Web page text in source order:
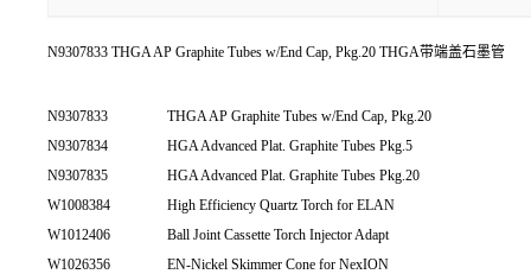
N9307833 THGA AP Graphite Tubes w/End Cap, Pkg.20 THGA带端盖石墨管
N9307833
THGA AP Graphite Tubes w/End Cap, Pkg.20
N9307834
HGA Advanced Plat. Graphite Tubes Pkg.5
N9307835
HGA Advanced Plat. Graphite Tubes Pkg.20
W1008384
High Efficiency Quartz Torch for ELAN
W1012406
Ball Joint Cassette Torch Injector Adapt
W1026356
EN-Nickel Skimmer Cone for NexION